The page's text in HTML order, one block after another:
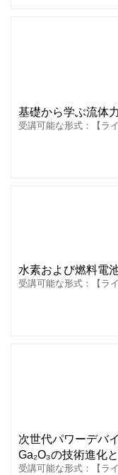
基礎から学ぶ流体
受講可能な形式：【ラ
水素および燃料電
受講可能な形式：【ラ
次世代パワーデバ
Ga₂O₃の技術進化
受講可能な形式：【ラ